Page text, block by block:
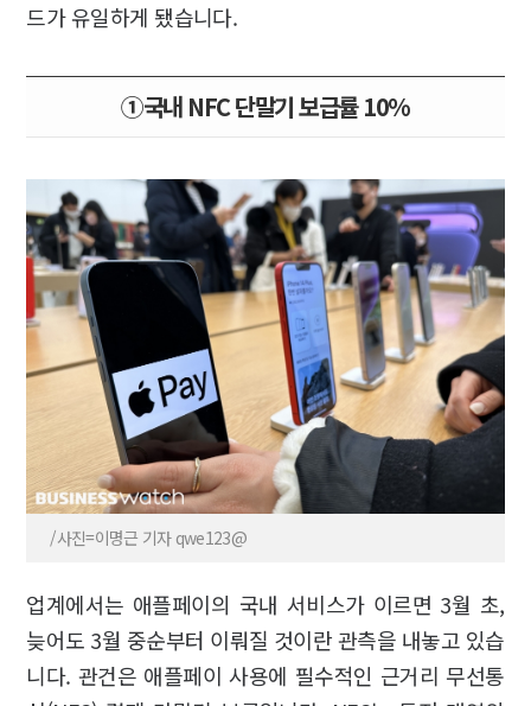
드가 유일하게 됐습니다.
①국내 NFC 단말기 보급률 10%
/사진=이명근 기자 qwe123@
업계에서는 애플페이의 국내 서비스가 이르면 3월 초,
늦어도 3월 중순부터 이뤄질 것이란 관측을 내놓고 있습
니다. 관건은 애플페이 사용에 필수적인 근거리 무선통